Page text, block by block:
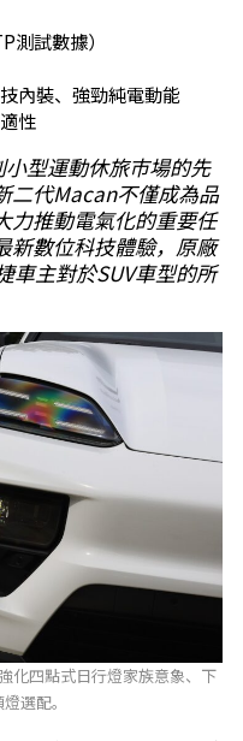
試數據）
內裝、強勁純電動能
性
型運動休旅市場的先
二代Macan不僅成為品
力推動電氣化的重要任
新數位科技體驗，原廠
車主對於SUV車型的所
化四點式日行燈家族意象、下
選配。